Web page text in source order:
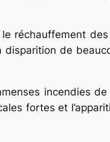
réchauffement
de
incendies
fortes et